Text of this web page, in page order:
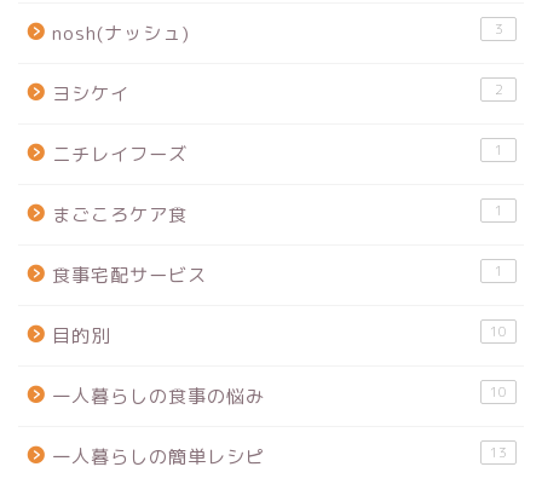
nosh(ナッシュ) 3
ヨシケイ 2
ニチレイフーズ 1
まごころケア食 1
食事宅配サービス 1
目的別 10
一人暮らしの食事の悩み 10
一人暮らしの簡単レシピ 13